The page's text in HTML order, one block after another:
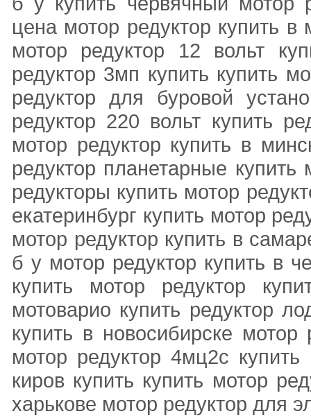
цена мотор редуктор купить в
мотор редуктор 12 вольт
редуктор 3мп купить купить
редуктор для буровой
редуктор 220 вольт купить
мотор редуктор купить в
редуктор планетарные
редукторы купить мотор
екатеринбург купить мотор
мотор редуктор купить в
б у мотор редуктор купить в
купить мотор редуктор
мотоварио купить редуктор
купить в новосибирске мотор
мотор редуктор 4мц2с
киров купить купить мотор
харькове мотор редуктор для